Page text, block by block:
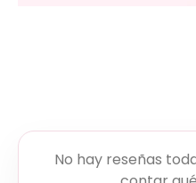
No hay reseñas